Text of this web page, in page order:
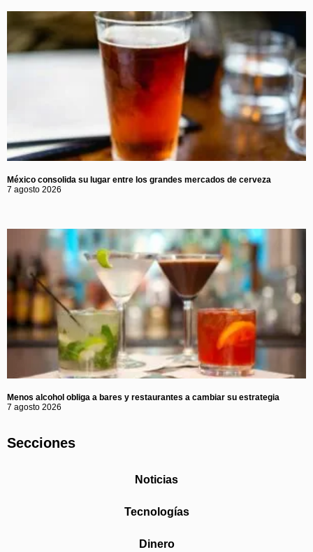
México consolida su lugar entre los grandes mercados de cerveza
7 agosto 2026
Menos alcohol obliga a bares y restaurantes a cambiar su estrategia
7 agosto 2026
Secciones
Noticias
Tecnologías
Dinero